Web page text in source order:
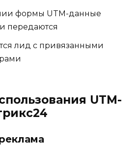
формы UTM-данные
передаются
лид с привязанными
UTM-